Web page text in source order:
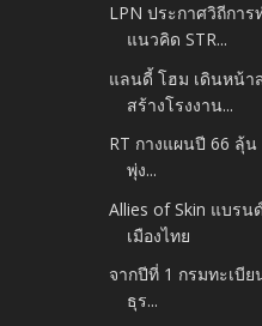
LPN ประกาศวิถีกา
แนวคิด STR...
แลนดี้ โฮม เดินหน้า
สร้างโรงงาน...
RT กางแผนปี 66 ลุ้น
พุ่ง...
Allies of Skin แบร
เมืองไทย
จากปีที่ 1 กรมทะเบี
ธุร...